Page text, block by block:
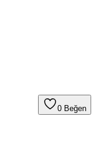
0 Beğen